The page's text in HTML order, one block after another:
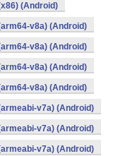
(Android)
v8a) (Android)
v8a) (Android)
v8a) (Android)
v8a) (Android)
v7a) (Android)
v7a) (Android)
v7a) (Android)